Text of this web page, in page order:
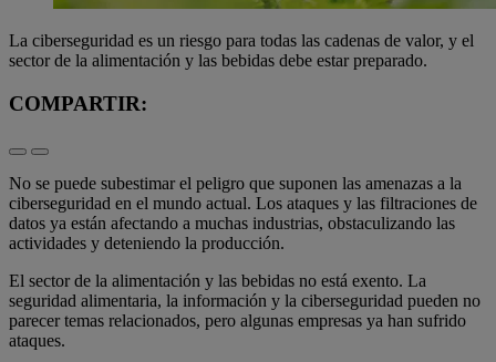
La ciberseguridad es un riesgo para todas las cadenas de valor, y el
sector de la alimentación y las bebidas debe estar preparado.
COMPARTIR:
No se puede subestimar el peligro que suponen las amenazas a la
ciberseguridad en el mundo actual. Los ataques y las filtraciones de
datos ya están afectando a muchas industrias, obstaculizando las
actividades y deteniendo la producción.
El sector de la alimentación y las bebidas no está exento. La
seguridad alimentaria, la información y la ciberseguridad pueden no
parecer temas relacionados, pero algunas empresas ya han sufrido
ataques.